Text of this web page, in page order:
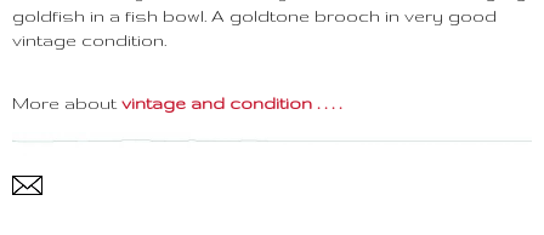
goldfish in a fish bowl. A goldtone brooch in very good
vintage condition.
More about vintage and condition . . . .